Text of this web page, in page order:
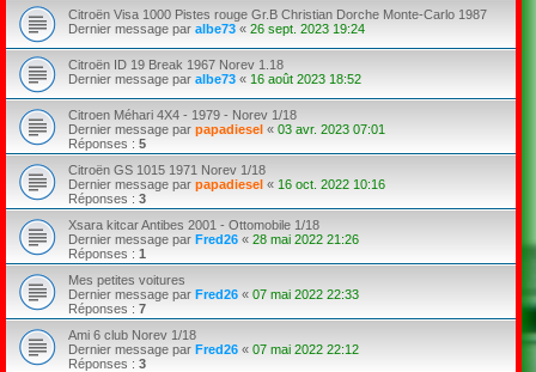
Citroën Visa 1000 Pistes rouge Gr.B Christian Dorche Monte-Carlo 1987
Dernier message par albe73 « 26 sept. 2023 19:24
Citroën ID 19 Break 1967 Norev 1.18
Dernier message par albe73 « 16 août 2023 18:52
Citroen Méhari 4X4 - 1979 - Norev 1/18
Dernier message par papadiesel « 03 avr. 2023 07:01
Réponses : 5
Citroën GS 1015 1971 Norev 1/18
Dernier message par papadiesel « 16 oct. 2022 10:16
Réponses : 3
Xsara kitcar Antibes 2001 - Ottomobile 1/18
Dernier message par Fred26 « 28 mai 2022 21:26
Réponses : 1
Mes petites voitures
Dernier message par Fred26 « 07 mai 2022 22:33
Réponses : 7
Ami 6 club Norev 1/18
Dernier message par Fred26 « 07 mai 2022 22:12
Réponses : 3